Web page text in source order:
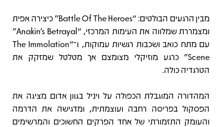
מבין הרגעים הבולטים: “Battle Of The Heroes” כיצירה אפית
ומצמררת שמלווה את העימות המרכזי, “Anakin’s Betrayal”
עם מתח כואב ושכבות רגשיות עמוקות, ו־“The Immolation
Scene” כרגע מוזיקלי מצומצם אך מטלטל שמזקק את
הטרגדיה כולה.
המהדורה המוגבלת הכפולה על ויניל בגוון אדום מציגה את
הפסקול בפריסה רחבה ועוצמתית, ומדגישה את הדרמה
והעומק התזמורתי של אחד הפרקים החשוכים והמרשימים